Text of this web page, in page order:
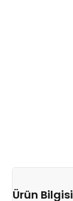
Ürün Bilgisi